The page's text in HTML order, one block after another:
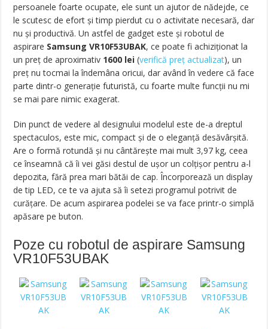
persoanele foarte ocupate, ele sunt un ajutor de nădejde, ce
le scutesc de efort și timp pierdut cu o activitate necesară, dar
nu și productivă. Un astfel de gadget este și robotul de
aspirare Samsung VR10F53UBAK, ce poate fi achiziționat la
un preț de aproximativ 1600 lei (verifică preț actualizat),un
preț nu tocmai la îndemâna oricui, dar având în vedere că face
parte dintr-o generație futuristă, cu foarte multe funcții nu mi
se mai pare nimic exagerat.
Din punct de vedere al designului modelul este de-a dreptul
spectaculos, este mic, compact și de o eleganță desăvârșită.
Are o formă rotundă și nu cântărește mai mult 3,97 kg, ceea
ce înseamnă că îi vei găsi destul de ușor un colțișor pentru a-l
depozita, fără prea mari bătăi de cap. Încorporează un display
de tip LED, ce te va ajuta să îi setezi programul potrivit de
curățare. De acum aspirarea podelei se va face printr-o simplă
apăsare pe buton.
Poze cu robotul de aspirare Samsung
VR10F53UBAK